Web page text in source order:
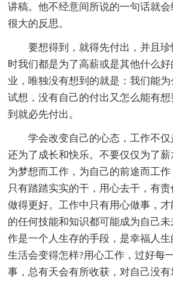
讲稿。他不经意间所说的一句话就会
很大的反思。
要想得到，就得先付出，并且
时我们都是为了高薪或是其他什么
业，唯独没有想到的就是：我们能
试想，没有自己的付出又怎么能有
到就必先付出。
学会改变自己的心态，工作不仅
还为了成长和快乐。不要仅仅为了
为梦想而工作，为自己的前途而工
只有踏踏实实的干，用心去干，有
做得更好。工作中只有用心做事，才
的任何技能和知识都可能成为自己
作是一个人生存的手段，是幸福人
生活会变得怎样?用心工作，过好每
事，总有天会有所收获，对自己没有